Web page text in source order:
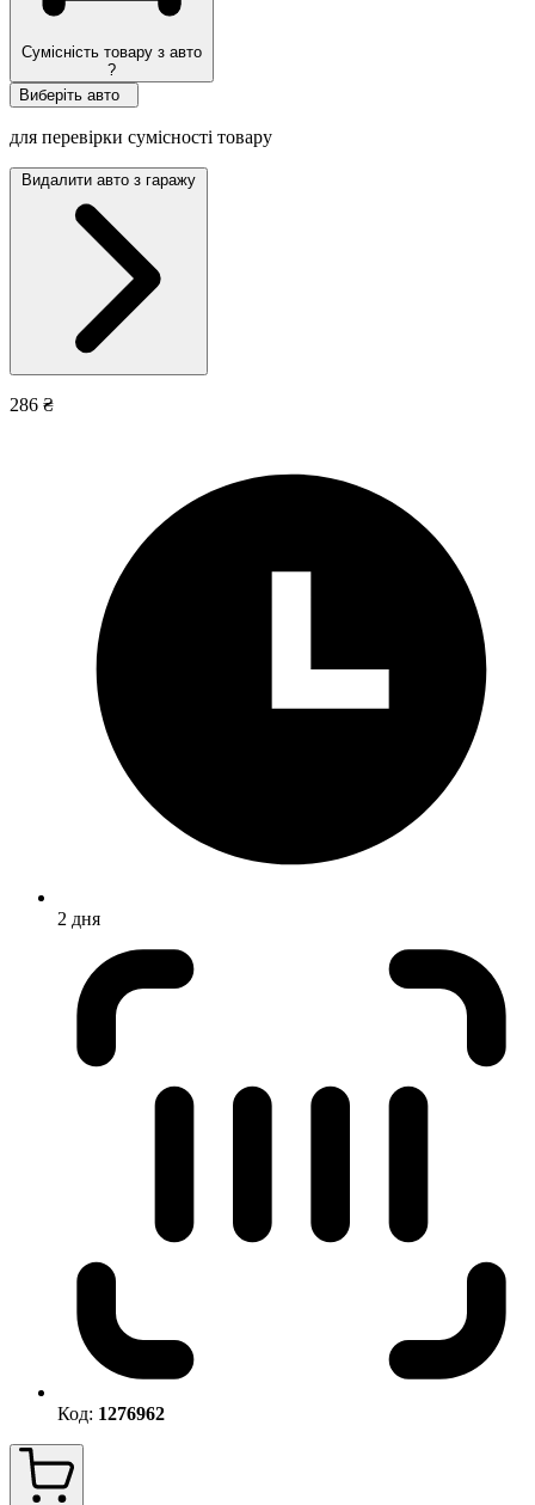
Сумісність товару з авто
?
Виберіть авто
для перевірки сумісності товару
Видалити авто з гаражу
286 ₴
2 дня
Код: 1276962